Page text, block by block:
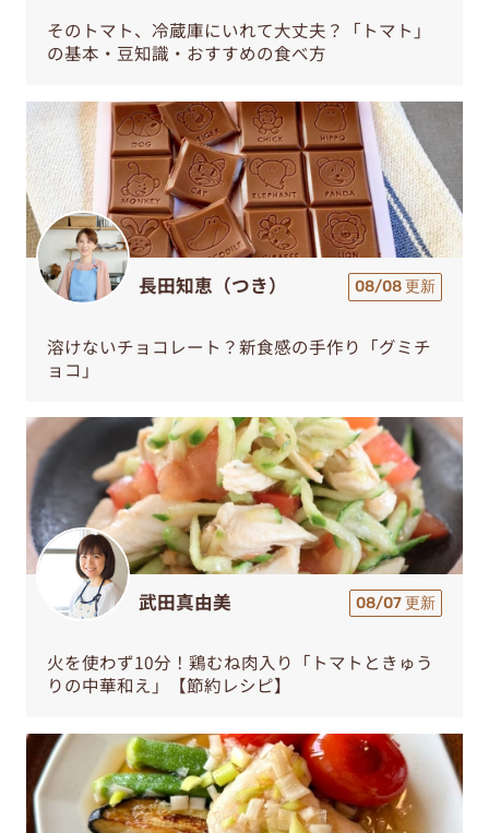
そのトマト、冷蔵庫にいれて大丈夫？「トマト」
の基本・豆知識・おすすめの食べ方
長田知恵（つき） 08/08 更新
溶けないチョコレート？新食感の手作り「グミチ
ョコ」
武田真由美 08/07 更新
火を使わず10分！鶏むね肉入り「トマトときゅう
りの中華和え」【節約レシピ】